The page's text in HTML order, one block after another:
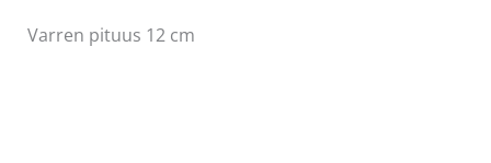
Varren pituus 12 cm